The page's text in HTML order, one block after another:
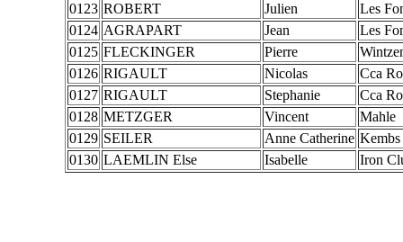
0123 ROBERT Julien
Les
0124 AGRAPART Jean
Les
0125 FLECKINGER Pierre
0126 RIGAULT Nicolas
Cca
0127 RIGAULT Stephanie
Cca
0128 METZGER Vincent
Mahle
0129 SEILER Anne Catherine
0130 LAEMLIN Else Isabelle Iron